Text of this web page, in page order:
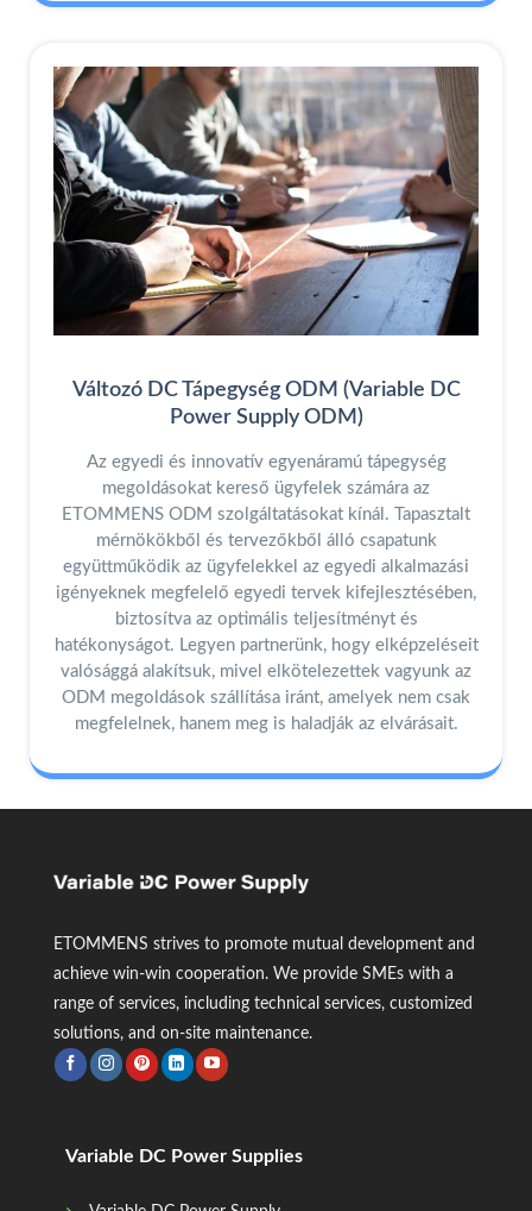
Változó DC Tápegység ODM (Variable DC
Power Supply ODM)
Az egyedi és innovatív egyenáramú tápegység
megoldásokat kereső ügyfelek számára az
ETOMMENS ODM szolgáltatásokat kínál. Tapasztalt
mérnökökből és tervezőkből álló csapatunk
együttműködik az ügyfelekkel az egyedi alkalmazási
igényeknek megfelelő egyedi tervek kifejlesztésében,
biztosítva az optimális teljesítményt és
hatékonyságot. Legyen partnerünk, hogy elképzeléseit
valósággá alakítsuk, mivel elkötelezettek vagyunk az
ODM megoldások szállítása iránt, amelyek nem csak
megfelelnek, hanem meg is haladják az elvárásait.
ETOMMENS strives to promote mutual development and
achieve win-win cooperation. We provide SMEs with a
range of services, including technical services, customized
solutions, and on-site maintenance.
Variable DC Power Supplies